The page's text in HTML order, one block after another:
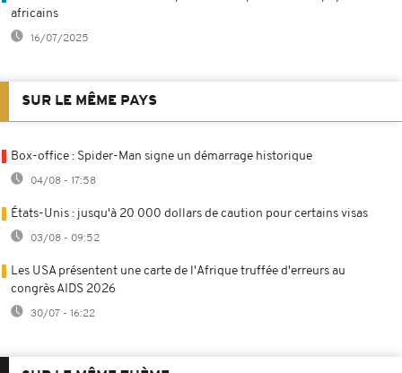
africains
16/07/2025
SUR LE MÊME PAYS
Box-office : Spider-Man signe un démarrage historique
04/08 - 17:58
États-Unis : jusqu'à 20 000 dollars de caution pour certains visas
03/08 - 09:52
Les USA présentent une carte de l'Afrique truffée d'erreurs au
congrès AIDS 2026
30/07 - 16:22